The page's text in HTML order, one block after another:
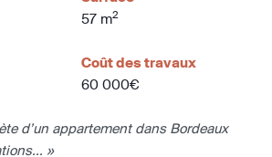
57 m2
Coût des travaux
60 000€
d’un appartement dans Bordeaux
»